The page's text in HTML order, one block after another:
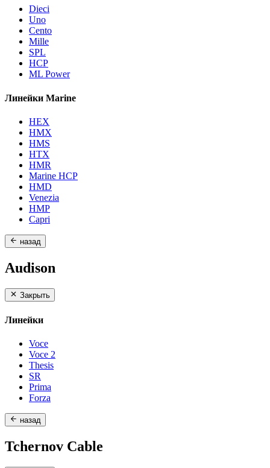
Dieci
Uno
Cento
Mille
SPL
HCP
ML Power
Линейки Marine
HEX
HMX
HMS
HTX
HMR
Marine HCP
HMD
Venezia
HMP
Capri
назад
Audison
Закрыть
Линейки
Voce
Voce 2
Thesis
SR
Prima
Forza
назад
Tchernov Cable